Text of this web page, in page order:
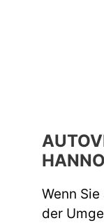
Wenn Sie
der